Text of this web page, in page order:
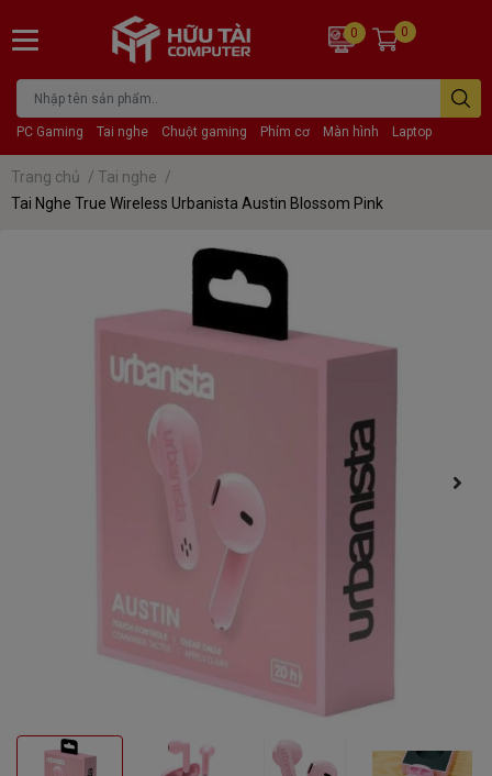
PC Gaming Tai nghe Chuột gaming Phím cơ Màn hình Laptop
0 0
Trang chủ / Tai nghe /
Tai Nghe True Wireless Urbanista Austin Blossom Pink